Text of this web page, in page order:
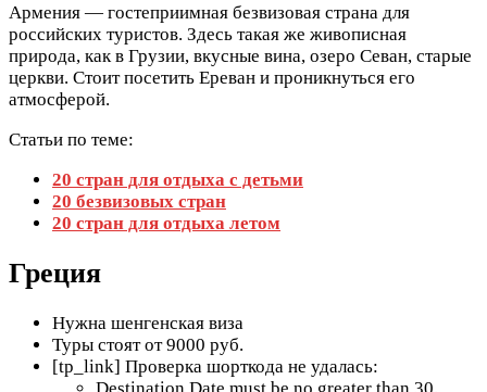
Армения — гостеприимная безвизовая страна для
российских туристов. Здесь такая же живописная
природа, как в Грузии, вкусные вина, озеро Севан, старые
церкви. Стоит посетить Ереван и проникнуться его
атмосферой.
Статьи по теме:
20 стран для отдыха с детьми
20 безвизовых стран
20 стран для отдыха летом
Греция
Нужна шенгенская виза
Туры стоят от 9000 руб.
[tp_link] Проверка шорткода не удалась: